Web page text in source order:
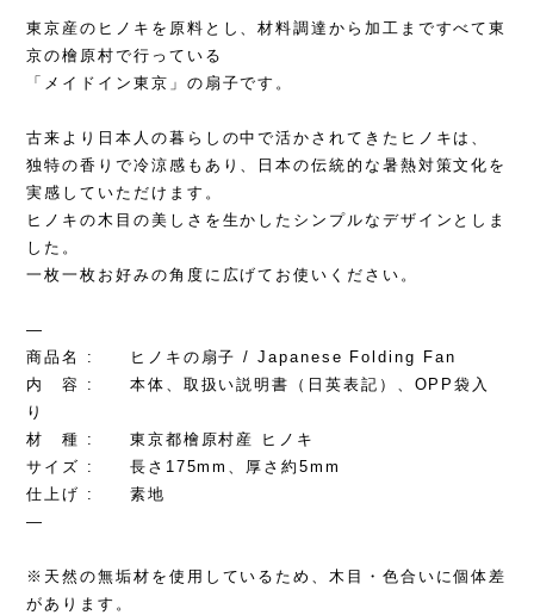
東京産のヒノキを原料とし、材料調達から加工まですべて東
京の檜原村で行っている
「メイドイン東京」の扇子です。
古来より日本人の暮らしの中で活かされてきたヒノキは、
独特の香りで冷涼感もあり、日本の伝統的な暑熱対策文化を
実感していただけます。
ヒノキの木目の美しさを生かしたシンプルなデザインとしま
した。
一枚一枚お好みの角度に広げてお使いください。
—
商品名 : ヒノキの扇子 / Japanese Folding Fan
内 容 : 本体、取扱い説明書（日英表記）、OPP袋入
り
材 種 : 東京都檜原村産 ヒノキ
サイズ : 長さ175mm、厚さ約5mm
仕上げ : 素地
—
※天然の無垢材を使用しているため、木目・色合いに個体差
があります。